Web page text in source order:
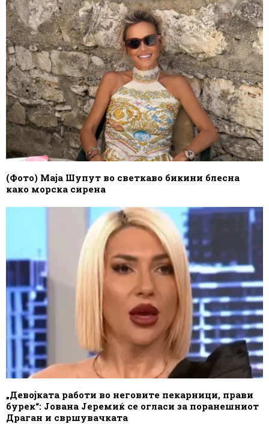
(Фото) Маја Шупут во светкаво бикини блесна
како морска сирена
„Девојката работи во неговите пекарници, прави
бурек“: Јована Јеремиќ се огласи за поранешниот
Драган и свршувачката